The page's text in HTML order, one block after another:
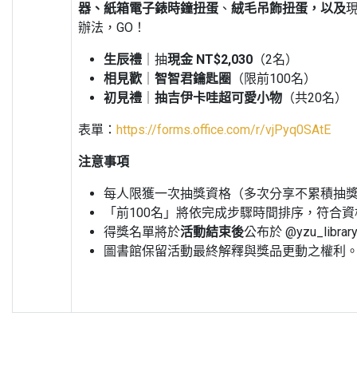
器、紙箱電子錶時鐘扭蛋 、 絨毛吊飾扭蛋，以及
辦法，GO！
生辰禮 ｜抽現金NT$2,030 （2名）
相見歡
智智君鑰匙圈
（限前100名）
初見禮
抽吉伊卡哇超可愛小物 （共20名）
表單： https://forms.office.com/r/vjPyq0SAtE
注意事項
每人限獲一次抽獎資格（多次分享不累積抽
「前100名」將依完成步驟時間排序，符合
得獎名單將於活動結束後公布於
圖書館保留活動最終解釋與獎品更動之權利